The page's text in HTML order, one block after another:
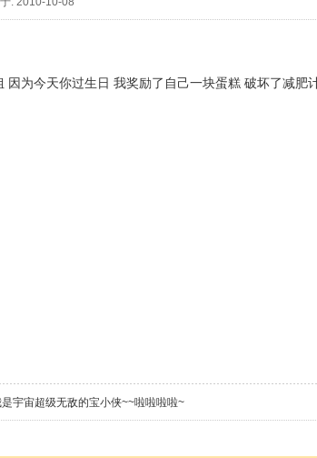
因为今天你过生日 我奖励了自己一块蛋糕 破坏了减肥
宇宙超级无敌的宝小侠~~啦啦啦啦~